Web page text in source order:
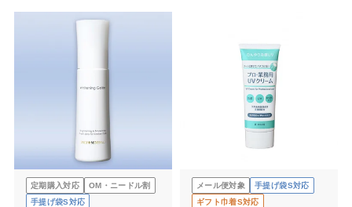
定期購入対応
OM・ニードル割
手提げ袋S対応
メール便対象
手提げ袋S対応
ギフト巾着S対応